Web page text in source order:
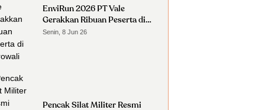
EnviRun 2026 PT Vale
Gerakkan Ribuan Peserta di
Morowali
Senin, 8 Jun 26
Pencak Silat Militer Resmi